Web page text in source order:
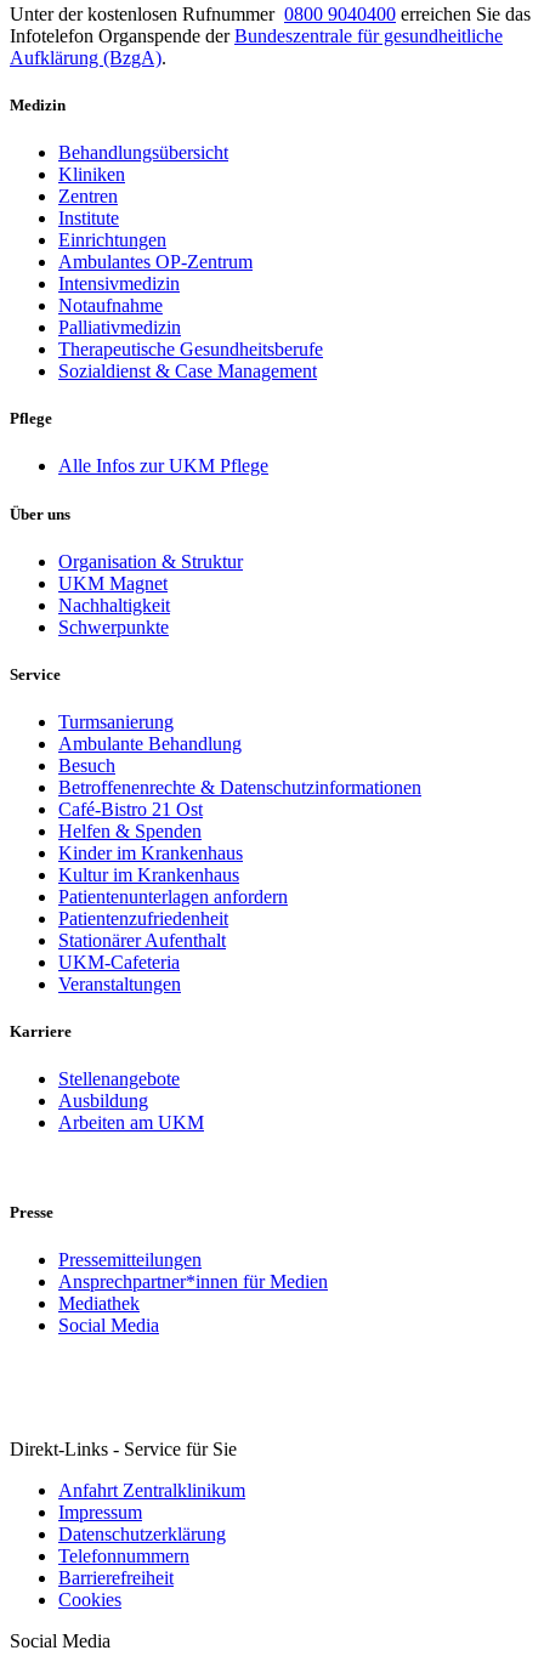
Unter der kostenlosen Rufnummer 0800 9040400 erreichen Sie das
Infotelefon Organspende derBundeszentrale für gesundheitliche
Aufklärung (BzgA).
Medizin
Behandlungsübersicht
Kliniken
Zentren
Institute
Einrichtungen
Ambulantes OP-Zentrum
Intensivmedizin
Notaufnahme
Palliativmedizin
Therapeutische Gesundheitsberufe
Sozialdienst & Case Management
Pflege
Alle Infos zur UKM Pflege
Über uns
Organisation & Struktur
UKM Magnet
Nachhaltigkeit
Schwerpunkte
Service
Turmsanierung
Ambulante Behandlung
Besuch
Betroffenenrechte & Datenschutzinformationen
Café-Bistro 21 Ost
Helfen & Spenden
Kinder im Krankenhaus
Kultur im Krankenhaus
Patientenunterlagen anfordern
Patientenzufriedenheit
Stationärer Aufenthalt
UKM-Cafeteria
Veranstaltungen
Karriere
Stellenangebote
Ausbildung
Arbeiten am UKM
Presse
Pressemitteilungen
Ansprechpartner*innen für Medien
Mediathek
Social Media
Direkt-Links - Service für Sie
Anfahrt Zentralklinikum
Impressum
Datenschutzerklärung
Telefonnummern
Barrierefreiheit
Cookies
Social Media